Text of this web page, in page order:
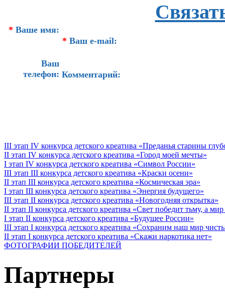
* Ваше имя:
* Ваш e-mail:
Ваш
телефон: Комментарий:
III этап IV конкурса детского креатива «Преданья старины
II этап IV конкурса детского креатива «Город моей мечты»
I этап IV конкурса детского креатива «Символ России»
III этап III конкурса детского креатива «Краски осени»
II этап III конкурса детского креатива «Космическая эра»
I этап III конкурса детского креатива «Энергия будущего»
III этап II конкурса детского креатива «Новогодняя открытка»
II этап II конкурса детского креатива «Свет победит тьму, а
I этап II конкурса детского креатива «Будущее России»
III этап I конкурса детского креатива «Сохраним наш мир
II этап I конкурса детского креатива «Скажи наркотика нет»
ФОТОГРАФИИ ПОБЕДИТЕЛЕЙ
Партнеры